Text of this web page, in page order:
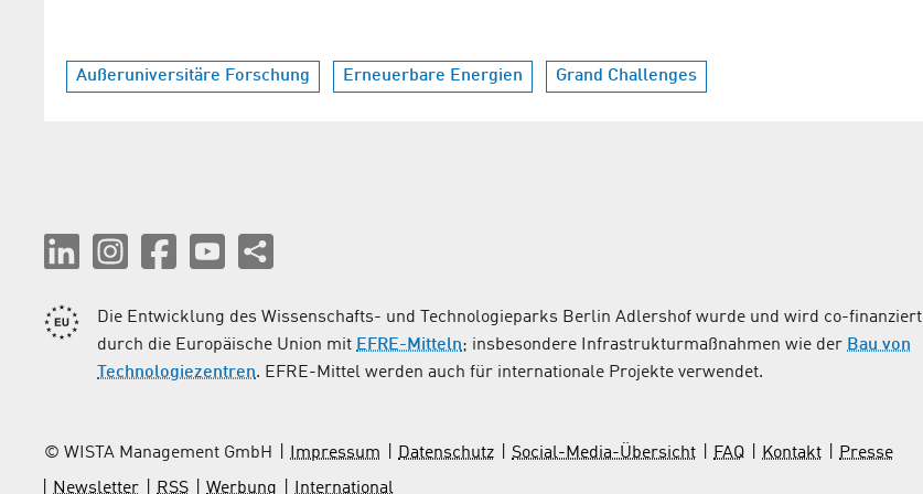
Außeruniversitäre Forschung Erneuerbare Energien Grand Challenges
Die Entwicklung des Wissenschafts- und Technologieparks Berlin Adlershof wurde und wird co-finanziert
durch die Europäische Union mit EFRE-Mitteln; insbesondere Infrastrukturmaßnahmen wie der Bau von
Technologiezentren. EFRE-Mittel werden auch für internationale Projekte verwendet.
© WISTA Management GmbH Impressum Datenschutz Social-Media-Übersicht FAQ Kontakt
Presse
Newsletter
RSS Werbung International